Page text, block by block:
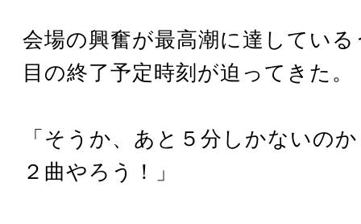
会場の興奮が最高潮に達してい
目の終了予定時刻が迫ってきた。
「そうか、あと５分しかないの
２曲やろう！」